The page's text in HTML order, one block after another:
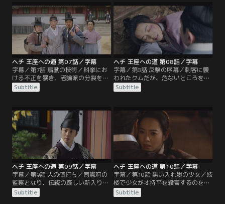
唯一少論派が選んだ右議政チョ・テ
グを降ろそうと老論派が、囚人らを
脱獄させる事件を起こす。宣懿（ソ
ニ）王妃は景宗に力がないのは子が
いないためだと、王族の中から養子
をとる準備を始める。
挙の不正を世間に広めたら司憲府で
真実を明かしてほしいと頼む。そし
てムンスは景宗の前で命を懸けて直
訴をすることを決める。クムがウ
ィ・ビョンジュに捜査を依頼した王
族の不正事件により…。
ヘチ 王座への道 第07話／字幕
字幕／第7話 扇動の技術／科挙にお
ける不正を暴き、老論派の分裂を図
ろうとするクム。ムンスは王の行列
を止めて直訴した罰で棒たたきの刑
ムが裏切り者でなかったことが分か
り、ムンスとヨジは彼との再会を喜
ぶのだった。一方、老論派の重臣た
ちが司憲府で取り調べを受けること
になり…。
Subtitle
ヘチ 王座への道 第08話／字幕
字幕／第8話 反撃の序幕／刺客に襲
われたクムだが、危ないところをタ
ルムンに助けられる。タルムンは王
を目指すというクムと一緒に戦うこ
ンの手下に襲われ、意識を失い連れ
去られてしまう。王宮ではクムを世
弟に立てようとする動きが起こり、
混乱が生じていた。母親の身分を理
由にクムを世弟にすることに反対す
るミン・ジノンに対し…。
Subtitle
ヘチ 王座への道 第09話／字幕
字幕／第9話 人の値打ち／司憲府の
監察となり、伝統の厳しい新入り訓
練に耐える日々を送るムンス。ムン
スと共にヨジ、アボン、チャンダル
Subtitle
ヘチ 王座への道 第10話／字幕
字幕／第10話 黒い入れ墨の少女／妓
楼で少女がオ持平を殺害するのを目
撃したクム。ウィ・ビョンジュは死
んだオ持平の側にいたクムを司憲府
Subtitle